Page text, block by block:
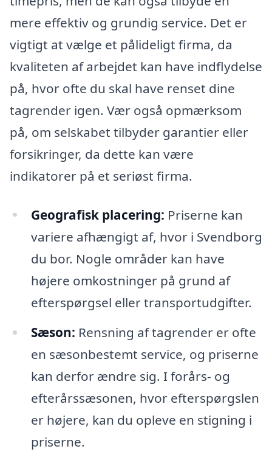
mere effektiv og grundig service. Det er
vigtigt at vælge et pålideligt firma, da
kvaliteten af arbejdet kan have indflydelse
på, hvor ofte du skal have renset dine
tagrender igen. Vær også opmærksom
på, om selskabet tilbyder garantier eller
forsikringer, da dette kan være
indikatorer på et seriøst firma.
Geografisk placering: Priserne kan
variere afhængigt af, hvor i Svendborg
du bor. Nogle områder kan have
højere omkostninger på grund af
efterspørgsel eller transportudgifter.
Sæson: Rensning af tagrender er ofte
en sæsonbestemt service, og priserne
kan derfor ændre sig. I forårs- og
efterårssæsonen, hvor efterspørgslen
er højere, kan du opleve en stigning i
priserne.